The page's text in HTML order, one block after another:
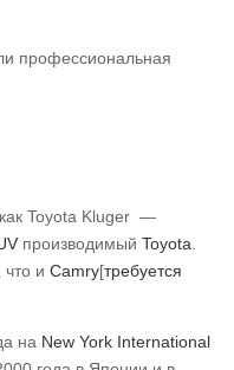
профессиональная
как Toyota Kluger —
производимый Toyota
и Camry[требуется
на New York International